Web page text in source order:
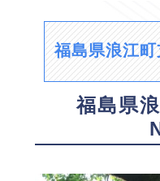
福島県浪江
福島県